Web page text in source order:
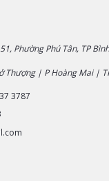
Phường Phú Tân, TP
Thượng | P Hoàng Mai |
3787